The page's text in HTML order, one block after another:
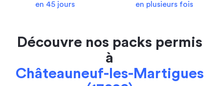
en 45 jours
en plusieurs fois
Découvre nos packs permis
à
Châteauneuf-les-Martigues